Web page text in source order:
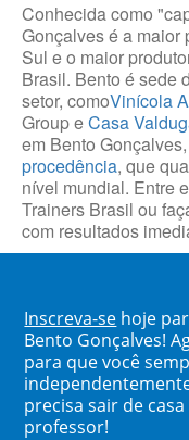
Conhecida como
Gonçalves é a maior
Sul e o maior
Brasil. Bento é sede
setor, comoVinícola
Group eCasa
em Bento
procedência, que
nível mundial. Entre
Trainers Brasil ou
com resultados
Inscreva-se hoje
Bento Gonçalves!
para que você
precisa sair de
professor!